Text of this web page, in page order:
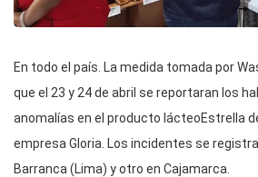
En todo el país. La medida tomada por
que el 23 y 24 de abril se reportaran los
anomalías en el producto lácteoEstrella
empresa Gloria. Los incidentes se
Barranca (Lima) y otro en Cajamarca.